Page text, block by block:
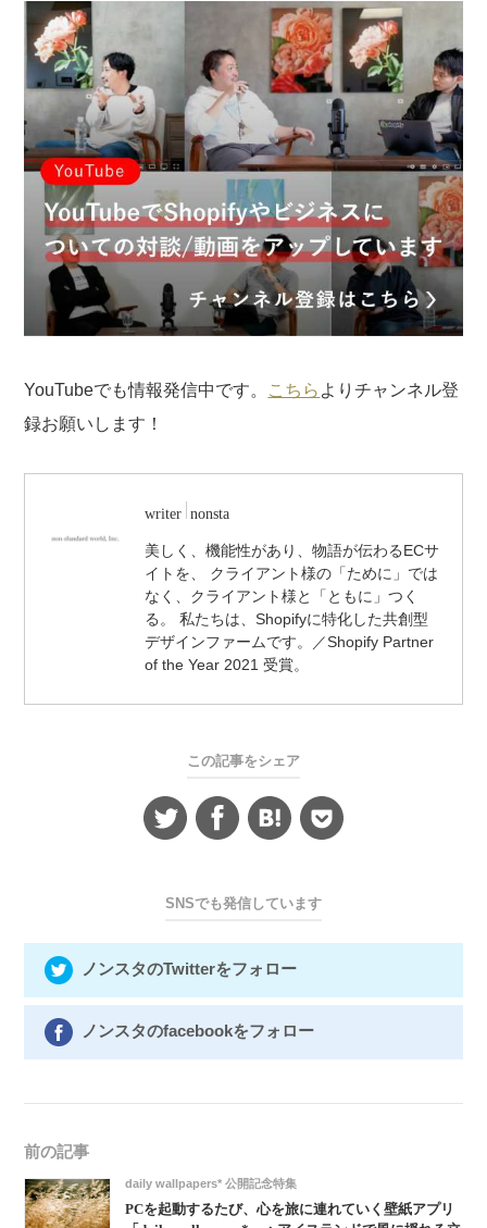
YouTubeでも情報発信中です。 こちら よりチャンネル登
録お願いします！
writer nonsta
美しく、機能性があり、物語が伝わるECサ
イトを、 クライアント様の「ために」では
なく、クライアント様と「ともに」つく
る。 私たちは、Shopifyに特化した共創型
デザインファームです。／Shopify Partner
of the Year 2021 受賞。
この記事をシェア
SNSでも発信しています
ノンスタのTwitterをフォロー
ノンスタのfacebookをフォロー
前の記事
daily wallpapers* 公開記念特集
PCを起動するたび、心を旅に連れていく壁紙アプリ